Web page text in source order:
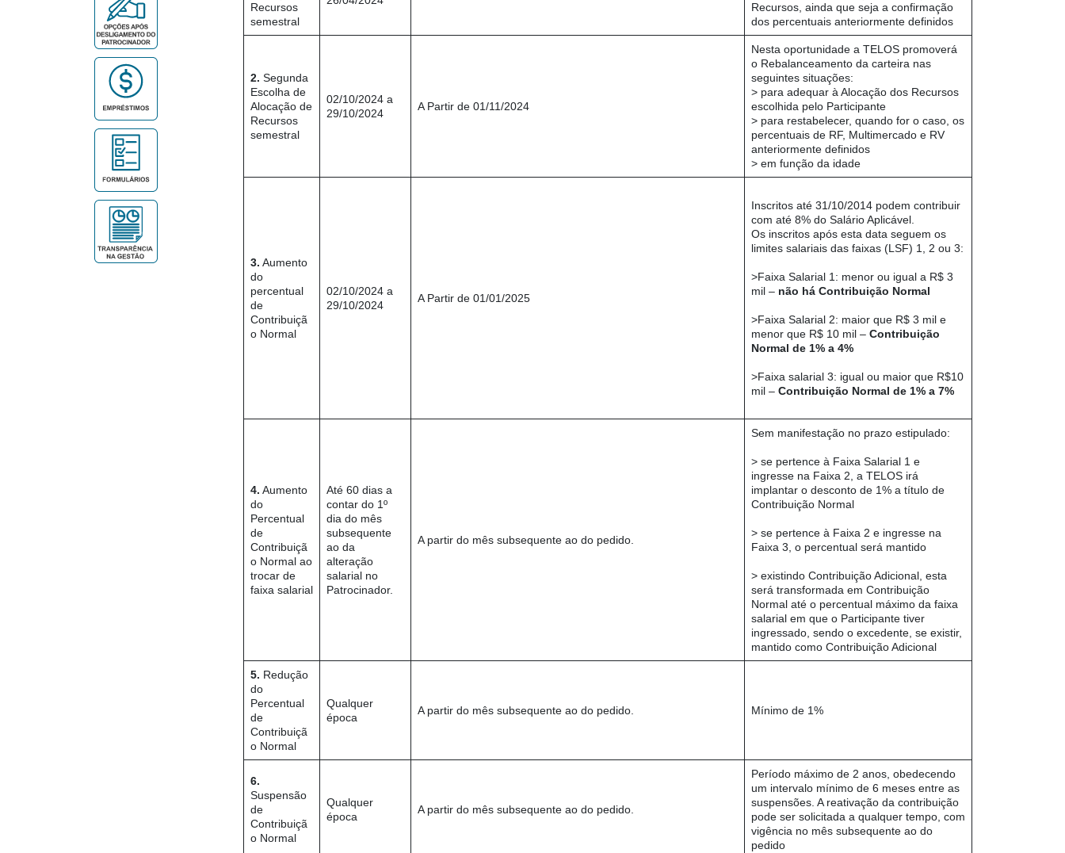
Recursos
semestral
Recursos, ainda que seja a confirmação
dos percentuais anteriormente definidos
2. Segunda
Escolha de
Alocação de
Recursos
semestral
02/10/2024 a
29/10/2024
A Partir de 01/11/2024
Nesta oportunidade a TELOS promoverá
o Rebalanceamento da carteira nas
seguintes situações:
> para adequar à Alocação dos Recursos
escolhida pelo Participante
> para restabelecer, quando for o caso, os
percentuais de RF, Multimercado e RV
anteriormente definidos
> em função da idade
3. Aumento
do
percentual
de
Contribuiçã
o Normal
02/10/2024 a
29/10/2024
A Partir de 01/01/2025
Inscritos até 31/10/2014 podem contribuir
com até 8% do Salário Aplicável.
Os inscritos após esta data seguem os
limites salariais das faixas (LSF) 1, 2 ou 3:
>Faixa Salarial 1: menor ou igual a R$ 3
mil – não há Contribuição Normal
>Faixa Salarial 2: maior que R$ 3 mil e
menor que R$ 10 mil – Contribuição
Normal de 1% a 4%
>Faixa salarial 3: igual ou maior que R$10
mil – Contribuição Normal de 1% a 7%
4. Aumento
do
Percentual
de
Contribuiçã
o Normal ao
trocar de
faixa salarial
Até 60 dias a
contar do 1º
dia do mês
subsequente
ao da
alteração
salarial no
Patrocinador.
A partir do mês subsequente ao do pedido.
Sem manifestação no prazo estipulado:
> se pertence à Faixa Salarial 1 e
ingresse na Faixa 2, a TELOS irá
implantar o desconto de 1% a título de
Contribuição Normal
> se pertence à Faixa 2 e ingresse na
Faixa 3, o percentual será mantido
> existindo Contribuição Adicional, esta
será transformada em Contribuição
Normal até o percentual máximo da faixa
salarial em que o Participante tiver
ingressado, sendo o excedente, se existir,
mantido como Contribuição Adicional
5. Redução
do
Percentual
de
Contribuiçã
o Normal
Qualquer
época
A partir do mês subsequente ao do pedido. Mínimo de 1%
6.
Suspensão
de
Contribuiçã
o Normal
Qualquer
época
A partir do mês subsequente ao do pedido.
Período máximo de 2 anos, obedecendo
um intervalo mínimo de 6 meses entre as
suspensões. A reativação da contribuição
pode ser solicitada a qualquer tempo, com
vigência no mês subsequente ao do
pedido